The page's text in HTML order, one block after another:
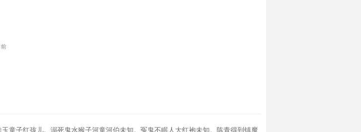
前
童子红孩儿。溺死鬼水猴子河童河伯未知。冤鬼不眠人大红袍未知。陈青得到镇魔